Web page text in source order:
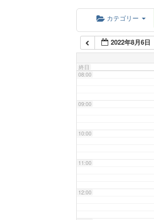
カテゴリー
2022年8月6日
終日
07:00
08:00
09:00
10:00
11:00
12:00